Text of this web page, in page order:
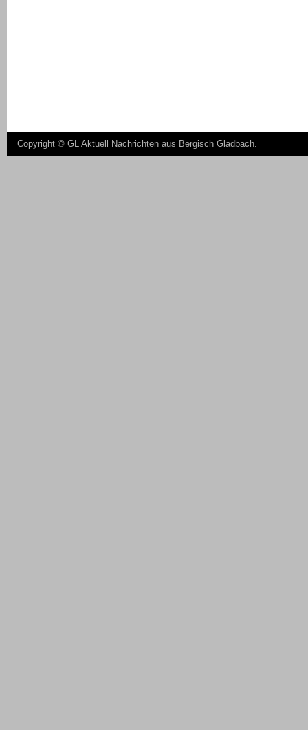
Copyright © GL Aktuell Nachrichten aus Bergisch Gladbach.